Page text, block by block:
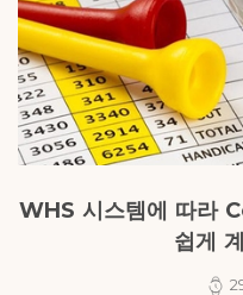
WHS 시스템에 따라
쉽게